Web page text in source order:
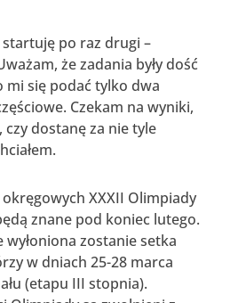
po raz drugi –
że zadania były dość
mi się podać tylko dwa
Czekam na wyniki,
dostanę za nie tyle
XXXII Olimpiady
znane pod koniec lutego.
wyłoniona zostanie setka
w dniach 25-28 marca
(etapu III stopnia).